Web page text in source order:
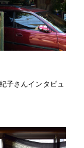
子さんインタビュ